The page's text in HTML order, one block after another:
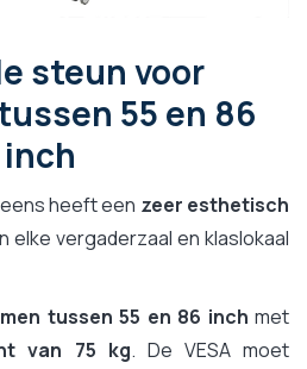
steun voor
55 en 86
inch
heeft een zeer esthetisch
elke vergaderzaal en klaslokaal
tussen 55 en 86 inch met
van 75 kg. De VESA moet